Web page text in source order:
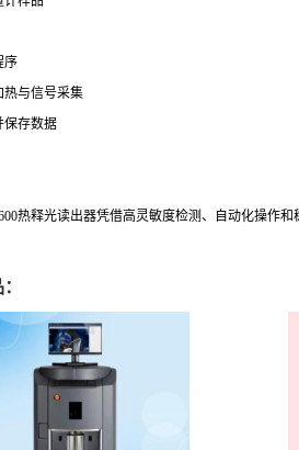
序
热与信号采集
保存数据
热释光读出器凭借高灵敏度检测、自动化操作